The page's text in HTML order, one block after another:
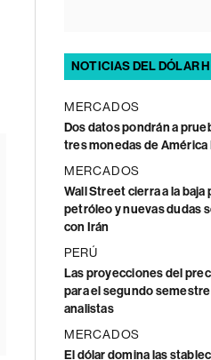
NOTICIAS DEL DÓLAR
MERCADOS
Dos datos pondrán a
tres monedas de América
MERCADOS
Wall Street cierra a la
petróleo y nuevas dudas
con Irán
PERÚ
Las proyecciones del
para el segundo
analistas
MERCADOS
El dólar domina las